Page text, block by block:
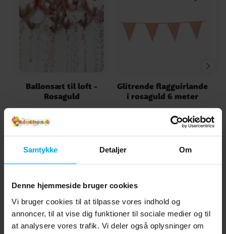
Samtykke Detaljer Om
Denne hjemmeside bruger cookies
Vi bruger cookies til at tilpasse vores indhold og
annoncer, til at vise dig funktioner til sociale medier og til
at analysere vores trafik. Vi deler også oplysninger om
Ballonsæt til loft -
Rosaguld
KØB
Glitrende flagguirlande
i rosaguld 6 meter
35 kr.
35 kr.
KØB
5.0
vurderinger
4☆
☆
2 ☆